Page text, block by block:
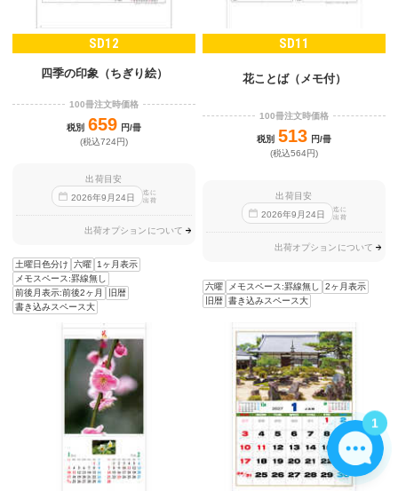
SD12
四季の印象（ちぎり絵）
100冊注文時価格
税別 659 円/冊
(税込724円)
出荷目安
2026年9 月24日
迄に
出荷
出荷オプションについて
土曜日色分け 六曜
1ヶ月表示
メモスペース:罫線無し
前後月表示:前後2ヶ月
旧暦
書き込みスペース大
SD11
花ことば（メモ付）
100冊注文時価格
税別 513 円/冊
(税込564円)
出荷目安
2026年9 月24日
迄に
出荷
出荷オプションについて
六曜 メモスペース:罫線無し
2ヶ月表示
旧暦 書き込みスペース大
1